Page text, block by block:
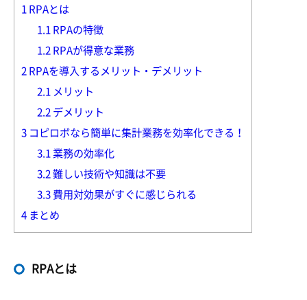
1 RPAとは
1.1 RPAの特徴
1.2 RPAが得意な業務
2 RPAを導入するメリット・デメリット
2.1 メリット
2.2 デメリット
3 コピロボなら簡単に集計業務を効率化できる！
3.1 業務の効率化
3.2 難しい技術や知識は不要
3.3費用対効果がすぐに感じられる
4 まとめ
RPAとは